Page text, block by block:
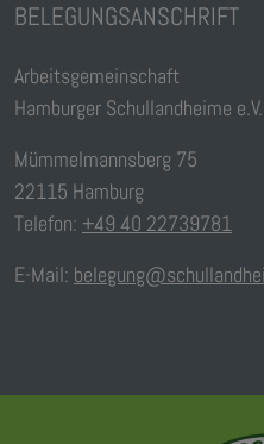
BELEGUNGSANSCHRIFT
Arbeitsgemeinschaft
Hamburger Schullandheime e.V.
Mümmelmannsberg 75
22115 Hamburg
Telefon: +49 40 22739781
E-Mail: